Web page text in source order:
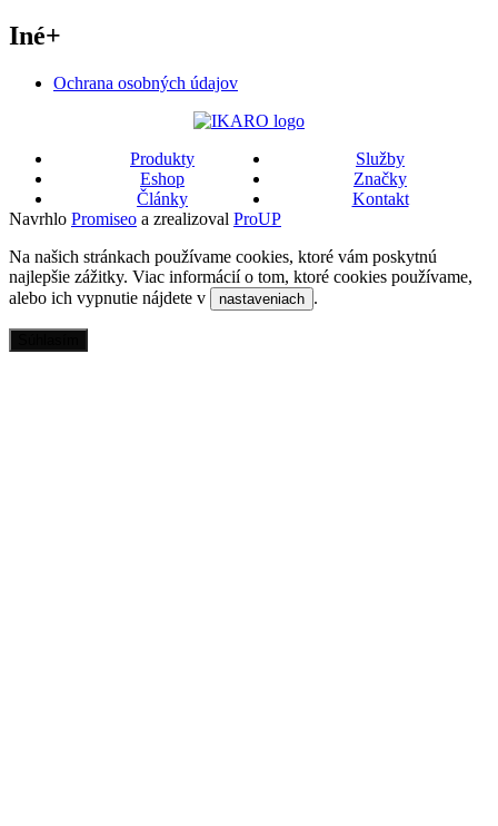
Iné+
Ochrana osobných údajov
Produkty
Služby
Eshop
Značky
Články
Kontakt
Navrhlo Promiseo a zrealizoval ProUP
Na našich stránkach používame cookies, ktoré vám poskytnú
najlepšie zážitky. Viac informácií o tom, ktoré cookies používame,
alebo ich vypnutie nájdete v
nastaveniach .